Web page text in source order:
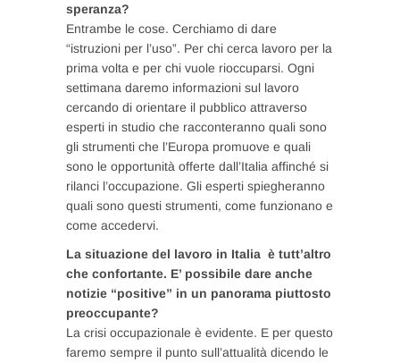
speranza?
Entrambe le cose. Cerchiamo di dare
“istruzioni per l’uso”. Per chi cerca lavoro per la
prima volta e per chi vuole rioccuparsi. Ogni
settimana daremo informazioni sul lavoro
cercando di orientare il pubblico attraverso
esperti in studio che racconteranno quali sono
gli strumenti che l’Europa promuove e quali
sono le opportunità offerte dall’Italia affinché si
rilanci l’occupazione. Gli esperti spiegheranno
quali sono questi strumenti, come funzionano e
come accedervi.
La situazione del lavoro in Italia è tutt’altro
che confortante. E’ possibile dare anche
notizie “positive” in un panorama piuttosto
preoccupante?
La crisi occupazionale è evidente. E per questo
faremo sempre il punto sull’attualità dicendo le